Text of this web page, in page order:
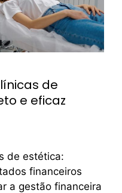
de
e eficaz
de estética:
financeiros
a gestão financeira